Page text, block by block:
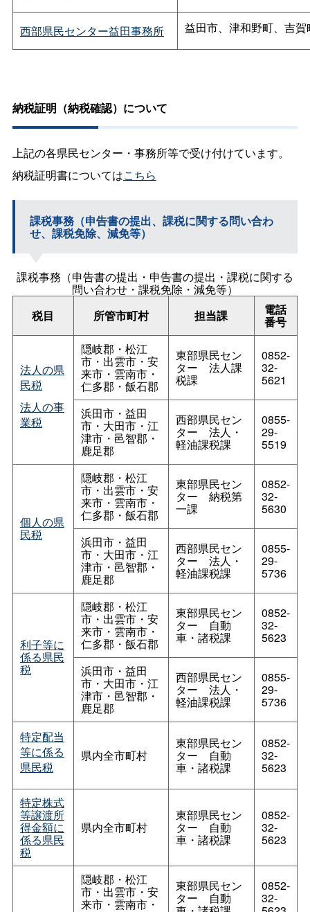
西部県民センター益田事務所 益田市、津和野町、吉賀
納税証明（納税確認）について
上記の各県民センター・事務所等で受け付けています。
納税証明書についてはこちら
課税事務（申告書の提出、課税に関する問い合わ
せ、課税免除、減免等）
課税事務（申告書の提出・申告書の提出・課税に関する
問い合わせ・課税免除・減免等）
税目
所管市町村 担当課 電話
番号
法人の県
民税
法人の事
業税
隠岐郡・松江
市・出雲市・安
来市・雲南市・
仁多郡・飯石郡
東部県民セン
ター 法人課
税課
0852-
32-
5621
浜田市・益田
市・大田市・江
津市・邑智郡・
鹿足郡
西部県民セン
ター 法人・
軽油課税課
0855-
29-
5519
個人の県
民税
隠岐郡・松江
市・出雲市・安
来市・雲南市・
仁多郡・飯石郡
東部県民セン
ター 納税第
一課
0852-
32-
5630
浜田市・益田
市・大田市・江
津市・邑智郡・
鹿足郡
西部県民セン
ター 法人・
軽油課税課
0855-
29-
5736
利子等に
係る県民
税
隠岐郡・松江
市・出雲市・安
来市・雲南市・
仁多郡・飯石郡
東部県民セン
ター 自動
車・諸税課
0852-
32-
5623
浜田市・益田
市・大田市・江
津市・邑智郡・
鹿足郡
西部県民セン
ター 法人・
軽油課税課
0855-
29-
5736
特定配当
等に係る
県民税
県内全市町村
東部県民セン
ター 自動
車・諸税課
0852-
32-
5623
特定株式
等譲渡所
得金額に
係る県民
税
県内全市町村
東部県民セン
ター 自動
車・諸税課
0852-
32-
5623
隠岐郡・松江
市・出雲市・安
来市・雲南市・
東部県民セン
ター 自動
0852-
32-